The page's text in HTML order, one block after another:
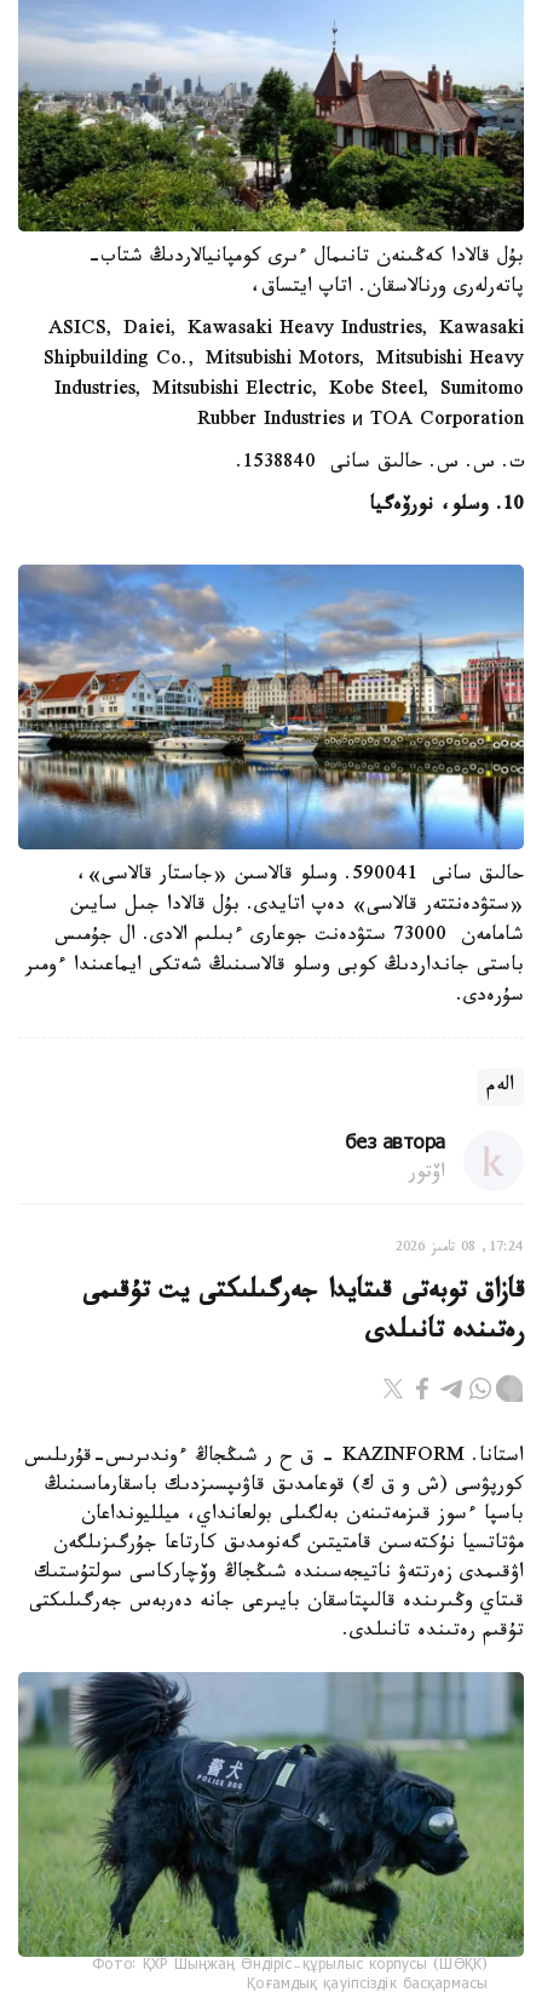
بۇل قالادا كەڭىنەن تانىمال ءىرى كومپانيالاردىڭ شتاب-
پاتەرلەرى ورنالاسقان. اتاپ ايتساق،
ASICS, Daiei, Kawasaki Heavy Industries, Kawasaki
Shipbuilding Co., Mitsubishi Motors, Mitsubishi Heavy
Industries, Mitsubishi Electric, Kobe Steel, Sumitomo
Rubber Industries и TOA Corporation
ت. س. س. حالىق سانى 1538840.
10. وسلو، نورۆەگيا
حالىق سانى 590041. وسلو قالاسىن «جاستار قالاسى»،
«ستۋدەنتتەر قالاسى» دەپ اتايدى. بۇل قالادا جىل سايىن
شامامەن 73000 ستۋدەنت جوعارى ءبىلىم الادى. ال جۇمىس
باستى جانداردىڭ كوبى وسلو قالاسىنىڭ شەتكى ايماعىندا ءومىر
سۇرەدى.
الەم
без автора
اۆتور
17:24, 08 تامىز 2026
قازاق توبەتى قىتايدا جەرگىلىكتى يت تۇقىمى
رەتىندە تانىلدى
استانا. KAZINFORM – ق ح ر شىڭجاڭ ءوندىرىس-قۇرىلىس
كورپۋسى (ش و ق ك) قوعامدىق قاۋىپسىزدىك باسقارماسىنىڭ
باسپا ءسوز قىزمەتىنەن بەلگىلى بولعانداي، ميلليونداعان
مۋتاتسيا نۇكتەسىن قامتيتىن گەنومدىق كارتاعا جۇرگىزىلگەن
اۋقىمدى زەرتتەۋ ناتيجەسىندە شىڭجاڭ وۆچاركاسى سولتۇستىك
قىتاي وڭىرىندە قالىپتاسقان بايىرعى جانە دەربەس جەرگىلىكتى
تۇقىم رەتىندە تانىلدى.
Фото: ҚХР Шыңжаң Өндіріс-құрылыс корпусы (ШӨҚК)
Қоғамдық қауіпсіздік басқармасы